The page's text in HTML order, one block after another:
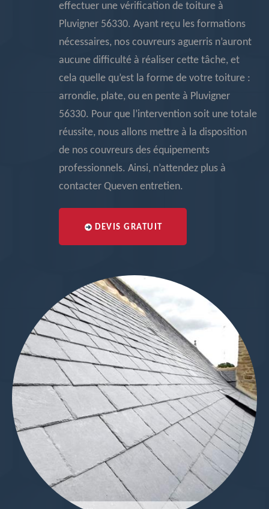
effectuer une vérification de toiture à
Pluvigner 56330. Ayant reçu les formations
nécessaires, nos couvreurs aguerris n’auront
aucune difficulté à réaliser cette tâche, et
cela quelle qu’est la forme de votre toiture :
arrondie, plate, ou en pente à Pluvigner
56330. Pour que l’intervention soit une totale
réussite, nous allons mettre à la disposition
de nos couvreurs des équipements
professionnels. Ainsi, n’attendez plus à
contacter Queven entretien.
DEVIS GRATUIT